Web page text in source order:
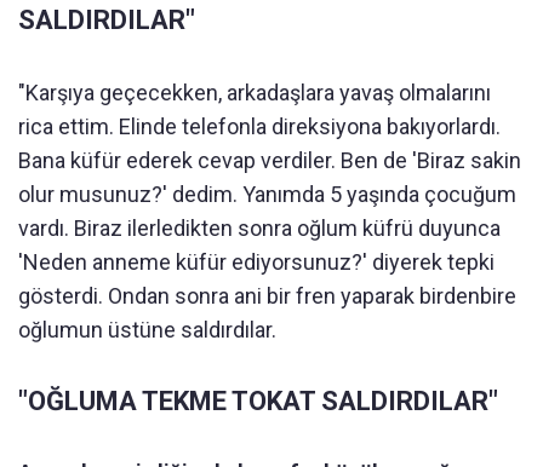
SALDIRDILAR"
"Karşıya geçecekken, arkadaşlara yavaş olmalarını
rica ettim. Elinde telefonla direksiyona bakıyorlardı.
Bana küfür ederek cevap verdiler. Ben de 'Biraz sakin
olur musunuz?' dedim. Yanımda 5 yaşında çocuğum
vardı. Biraz ilerledikten sonra oğlum küfrü duyunca
'Neden anneme küfür ediyorsunuz?' diyerek tepki
gösterdi. Ondan sonra ani bir fren yaparak birdenbire
oğlumun üstüne saldırdılar.
"OĞLUMA TEKME TOKAT SALDIRDILAR"